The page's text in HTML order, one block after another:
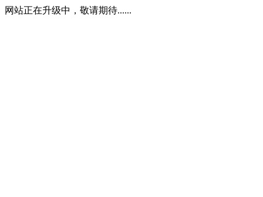
网站正在升级中，敬请期待......